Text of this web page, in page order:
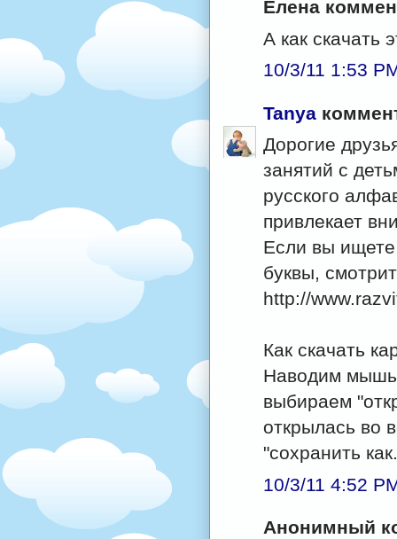
Елена
А как скачать
10/3/11 1:53
Tanya
Дорогие
занятий с
русского
привлекает
Если вы ищете
буквы,
http://
Как скачать
Наводим мышь
выбираем
открылась во
"сохранить
10/3/11 4:52
Анонимный